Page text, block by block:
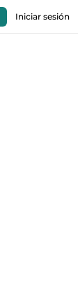
Iniciar sesión